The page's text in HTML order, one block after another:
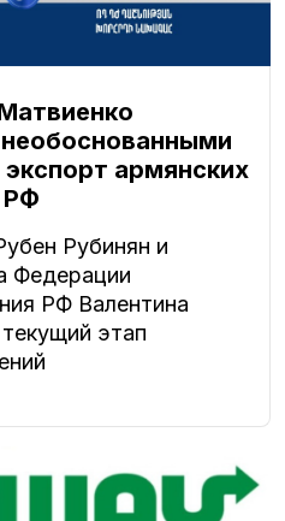
армянских
РФ
Рубинян и
Федерации
РФ Валентина
этап